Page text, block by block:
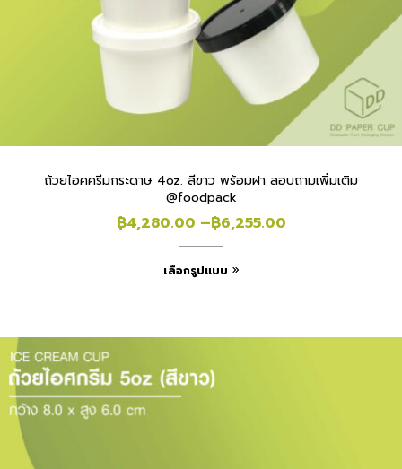
ถ้วยไอศครีมกระดาษ 4oz. สีขาว พร้อมฝา สอบถามเพิ่มเติม
@foodpack
฿4,280.00 –฿6,255.00
เลือกรูปแบบ